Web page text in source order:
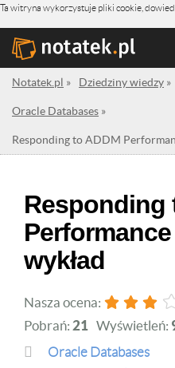
Ta witryna wykorzystuje pliki cookie,
Notatek.pl » Dziedziny wiedzy »
Oracle Databases »
Responding to ADDM
Responding
wykład
Nasza ocena:
Pobrań: 21 Wyświetleń:
Oracle Databases